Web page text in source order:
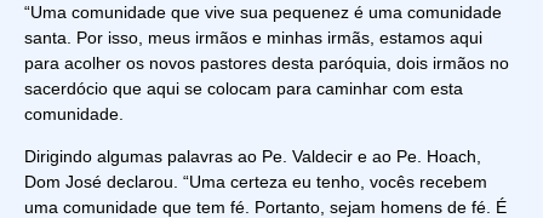
“Uma comunidade que vive sua pequenez é uma comunidade
santa. Por isso, meus irmãos e minhas irmãs, estamos aqui
para acolher os novos pastores desta paróquia, dois irmãos no
sacerdócio que aqui se colocam para caminhar com esta
comunidade.
Dirigindo algumas palavras ao Pe. Valdecir e ao Pe. Hoach,
Dom José declarou. “Uma certeza eu tenho, vocês recebem
uma comunidade que tem fé. Portanto, sejam homens de fé. É